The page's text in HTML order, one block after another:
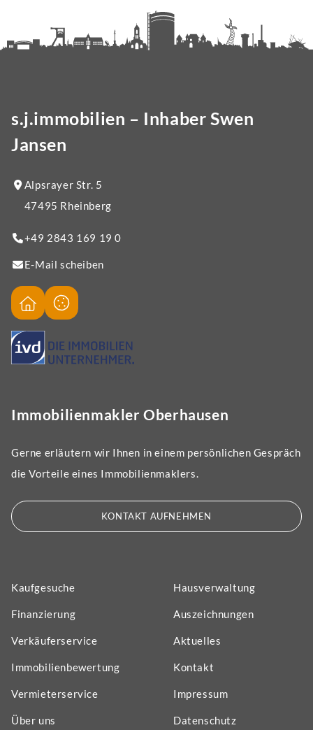
s.j.immobilien – Inhaber Swen
Jansen
Alpsrayer Str. 5
47495 Rheinberg
+49 2843 169 19 0
E-Mail scheiben
Immobilienmakler Oberhausen
Gerne erläutern wir Ihnen in einem persönlichen Gespräch
die Vorteile eines Immobilienmaklers.
KONTAKT AUFNEHMEN
Kaufgesuche
Finanzierung
Verkäuferservice
Immobilienbewertung
Vermieterservice
Über uns
Hausverwaltung
Auszeichnungen
Aktuelles
Kontakt
Impressum
Datenschutz